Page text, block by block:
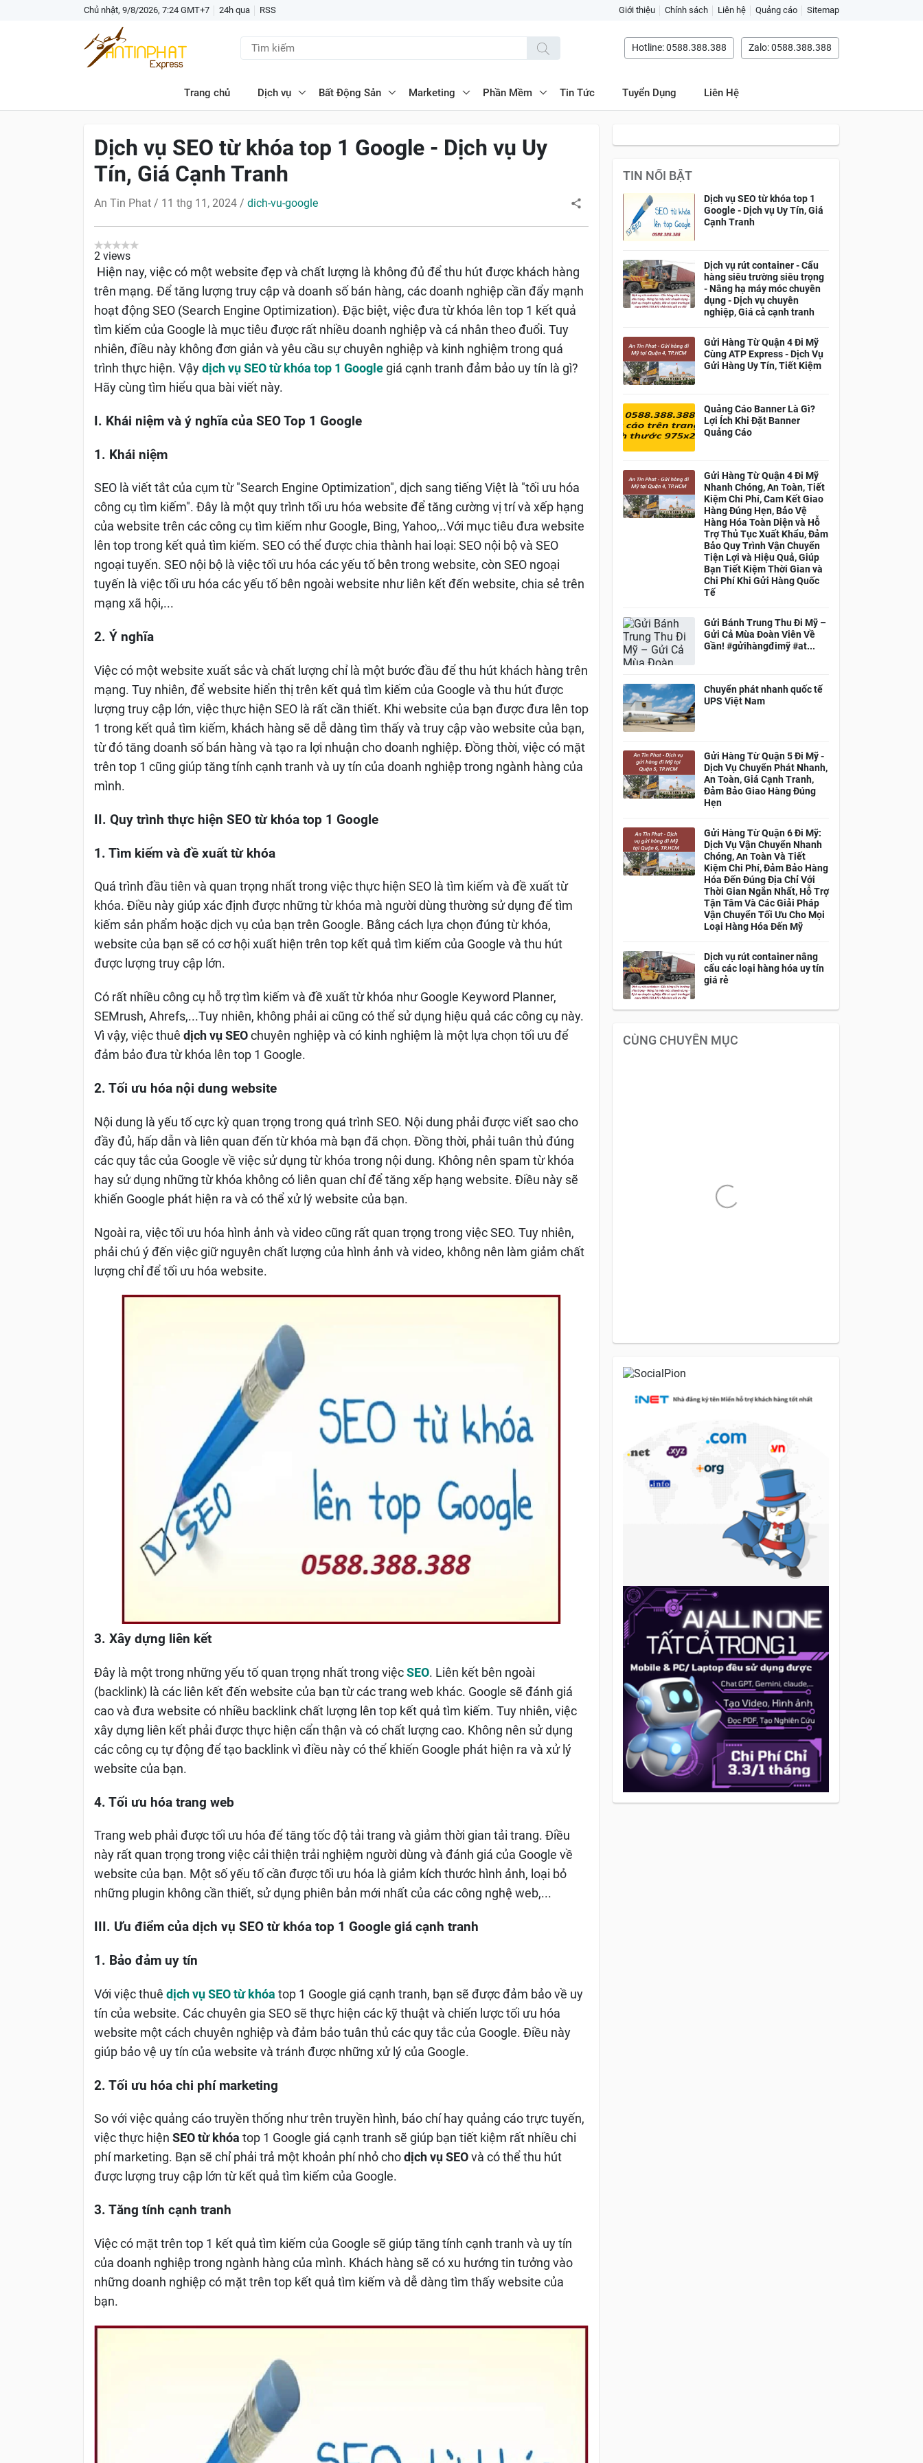
Chủ nhật, 9/8/2026, 7:24 GMT+7 24h qua RSS Giới thiệu Chính sách Liên hệ Quảng cáo Sitemap
Hotline: 0588.388.388 Zalo: 0588.388.388
Trang chủ Dịch vụ Bất Động Sản Marketing Phần Mềm Tin Tức Tuyển Dụng Liên Hệ
Dịch vụ SEO từ khóa top 1 Google - Dịch vụ Uy
Tín, Giá Cạnh Tranh
An Tin Phat / 11 thg 11, 2024 / dich-vu-google
2 views
Hiện nay, việc có một website đẹp và chất lượng là không đủ để thu hút được khách hàng
trên mạng. Để tăng lượng truy cập và doanh số bán hàng, các doanh nghiệp cần đẩy mạnh
hoạt động SEO (Search Engine Optimization). Đặc biệt, việc đưa từ khóa lên top 1 kết quả
tìm kiếm của Google là mục tiêu được rất nhiều doanh nghiệp và cá nhân theo đuổi. Tuy
nhiên, điều này không đơn giản và yêu cầu sự chuyên nghiệp và kinh nghiệm trong quá
trình thực hiện. Vậy dịch vụ SEO từ khóa top 1 Google giá cạnh tranh đảm bảo uy tín là gì?
Hãy cùng tìm hiểu qua bài viết này.
I. Khái niệm và ý nghĩa của SEO Top 1 Google
1. Khái niệm
SEO là viết tắt của cụm từ "Search Engine Optimization", dịch sang tiếng Việt là "tối ưu hóa
công cụ tìm kiếm". Đây là một quy trình tối ưu hóa website để tăng cường vị trí và xếp hạng
của website trên các công cụ tìm kiếm như Google, Bing, Yahoo,..Với mục tiêu đưa website
lên top trong kết quả tìm kiếm. SEO có thể được chia thành hai loại: SEO nội bộ và SEO
ngoại tuyến. SEO nội bộ là việc tối ưu hóa các yếu tố bên trong website, còn SEO ngoại
tuyến là việc tối ưu hóa các yếu tố bên ngoài website như liên kết đến website, chia sẻ trên
mạng xã hội,...
2. Ý nghĩa
Việc có một website xuất sắc và chất lượng chỉ là một bước đầu để thu hút khách hàng trên
mạng. Tuy nhiên, để website hiển thị trên kết quả tìm kiếm của Google và thu hút được
lượng truy cập lớn, việc thực hiện SEO là rất cần thiết. Khi website của bạn được đưa lên top
1 trong kết quả tìm kiếm, khách hàng sẽ dễ dàng tìm thấy và truy cập vào website của bạn,
từ đó tăng doanh số bán hàng và tạo ra lợi nhuận cho doanh nghiệp. Đồng thời, việc có mặt
trên top 1 cũng giúp tăng tính cạnh tranh và uy tín của doanh nghiệp trong ngành hàng của
mình.
II. Quy trình thực hiện SEO từ khóa top 1 Google
1. Tìm kiếm và đề xuất từ khóa
Quá trình đầu tiên và quan trọng nhất trong việc thực hiện SEO là tìm kiếm và đề xuất từ
khóa. Điều này giúp xác định được những từ khóa mà người dùng thường sử dụng để tìm
kiếm sản phẩm hoặc dịch vụ của bạn trên Google. Bằng cách lựa chọn đúng từ khóa,
website của bạn sẽ có cơ hội xuất hiện trên top kết quả tìm kiếm của Google và thu hút
được lượng truy cập lớn.
Có rất nhiều công cụ hỗ trợ tìm kiếm và đề xuất từ khóa như Google Keyword Planner,
SEMrush, Ahrefs,...Tuy nhiên, không phải ai cũng có thể sử dụng hiệu quả các công cụ này.
Vì vậy, việc thuê dịch vụ SEO chuyên nghiệp và có kinh nghiệm là một lựa chọn tối ưu để
đảm bảo đưa từ khóa lên top 1 Google.
2. Tối ưu hóa nội dung website
Nội dung là yếu tố cực kỳ quan trọng trong quá trình SEO. Nội dung phải được viết sao cho
đầy đủ, hấp dẫn và liên quan đến từ khóa mà bạn đã chọn. Đồng thời, phải tuân thủ đúng
các quy tắc của Google về việc sử dụng từ khóa trong nội dung. Không nên spam từ khóa
hay sử dụng những từ khóa không có liên quan chỉ để tăng xếp hạng website. Điều này sẽ
khiến Google phát hiện ra và có thể xử lý website của bạn.
Ngoài ra, việc tối ưu hóa hình ảnh và video cũng rất quan trọng trong việc SEO. Tuy nhiên,
phải chú ý đến việc giữ nguyên chất lượng của hình ảnh và video, không nên làm giảm chất
lượng chỉ để tối ưu hóa website.
3. Xây dựng liên kết
Đây là một trong những yếu tố quan trọng nhất trong việc SEO. Liên kết bên ngoài
(backlink) là các liên kết đến website của bạn từ các trang web khác. Google sẽ đánh giá
cao và đưa website có nhiều backlink chất lượng lên top kết quả tìm kiếm. Tuy nhiên, việc
xây dựng liên kết phải được thực hiện cẩn thận và có chất lượng cao. Không nên sử dụng
các công cụ tự động để tạo backlink vì điều này có thể khiến Google phát hiện ra và xử lý
website của bạn.
4. Tối ưu hóa trang web
Trang web phải được tối ưu hóa để tăng tốc độ tải trang và giảm thời gian tải trang. Điều
này rất quan trọng trong việc cải thiện trải nghiệm người dùng và đánh giá của Google về
website của bạn. Một số yếu tố cần được tối ưu hóa là giảm kích thước hình ảnh, loại bỏ
những plugin không cần thiết, sử dụng phiên bản mới nhất của các công nghệ web,...
III. Ưu điểm của dịch vụ SEO từ khóa top 1 Google giá cạnh tranh
1. Bảo đảm uy tín
Với việc thuê dịch vụ SEO từ khóa top 1 Google giá cạnh tranh, bạn sẽ được đảm bảo về uy
tín của website. Các chuyên gia SEO sẽ thực hiện các kỹ thuật và chiến lược tối ưu hóa
website một cách chuyên nghiệp và đảm bảo tuân thủ các quy tắc của Google. Điều này
giúp bảo vệ uy tín của website và tránh được những xử lý của Google.
2. Tối ưu hóa chi phí marketing
So với việc quảng cáo truyền thống như trên truyền hình, báo chí hay quảng cáo trực tuyến,
việc thực hiện SEO từ khóa top 1 Google giá cạnh tranh sẽ giúp bạn tiết kiệm rất nhiều chi
phí marketing. Bạn sẽ chỉ phải trả một khoản phí nhỏ cho dịch vụ SEO và có thể thu hút
được lượng truy cập lớn từ kết quả tìm kiếm của Google.
3. Tăng tính cạnh tranh
Việc có mặt trên top 1 kết quả tìm kiếm của Google sẽ giúp tăng tính cạnh tranh và uy tín
của doanh nghiệp trong ngành hàng của mình. Khách hàng sẽ có xu hướng tin tưởng vào
những doanh nghiệp có mặt trên top kết quả tìm kiếm và dễ dàng tìm thấy website của
bạn.
TIN NỔI BẬT
Dịch vụ SEO từ khóa top 1
Google - Dịch vụ Uy Tín, Giá
Cạnh Tranh
Dịch vụ rút container - Cẩu
hàng siêu trường siêu trọng
- Nâng hạ máy móc chuyên
dụng - Dịch vụ chuyên
nghiệp, Giá cả cạnh tranh
Gửi Hàng Từ Quận 4 Đi Mỹ
Cùng ATP Express - Dịch Vụ
Gửi Hàng Uy Tín, Tiết Kiệm
Quảng Cáo Banner Là Gì?
Lợi Ích Khi Đặt Banner
Quảng Cáo
Gửi Hàng Từ Quận 4 Đi Mỹ
Nhanh Chóng, An Toàn, Tiết
Kiệm Chi Phí, Cam Kết Giao
Hàng Đúng Hẹn, Bảo Vệ
Hàng Hóa Toàn Diện và Hỗ
Trợ Thủ Tục Xuất Khẩu, Đảm
Bảo Quy Trình Vận Chuyển
Tiện Lợi và Hiệu Quả, Giúp
Bạn Tiết Kiệm Thời Gian và
Chi Phí Khi Gửi Hàng Quốc
Tế
Gửi Bánh Trung Thu Đi Mỹ –
Gửi Cả Mùa Đoàn Viên Về
Gần! #gửihàngđimỹ #at...
Chuyển phát nhanh quốc tế
UPS Việt Nam
Gửi Hàng Từ Quận 5 Đi Mỹ -
Dịch Vụ Chuyển Phát Nhanh,
An Toàn, Giá Cạnh Tranh,
Đảm Bảo Giao Hàng Đúng
Hẹn
Gửi Hàng Từ Quận 6 Đi Mỹ:
Dịch Vụ Vận Chuyển Nhanh
Chóng, An Toàn Và Tiết
Kiệm Chi Phí, Đảm Bảo Hàng
Hóa Đến Đúng Địa Chỉ Với
Thời Gian Ngắn Nhất, Hỗ Trợ
Tận Tâm Và Các Giải Pháp
Vận Chuyển Tối Ưu Cho Mọi
Loại Hàng Hóa Đến Mỹ
Dịch vụ rút container nâng
cẩu các loại hàng hóa uy tín
giá rẻ
CÙNG CHUYÊN MỤC